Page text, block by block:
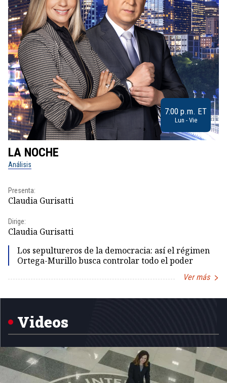
7:00 p.m. ET
Lun - Vie
LA NOCHE
Análisis
Presenta:
Claudia Gurisatti
Dirige:
Claudia Gurisatti
Los sepultureros de la democracia: así el régimen
Ortega-Murillo busca controlar todo el poder
Ver más
Videos